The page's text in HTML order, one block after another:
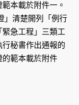
本載於附件一。
」清楚開列「例行
急工程」三類工
秘書作出通報的
範本載於附件